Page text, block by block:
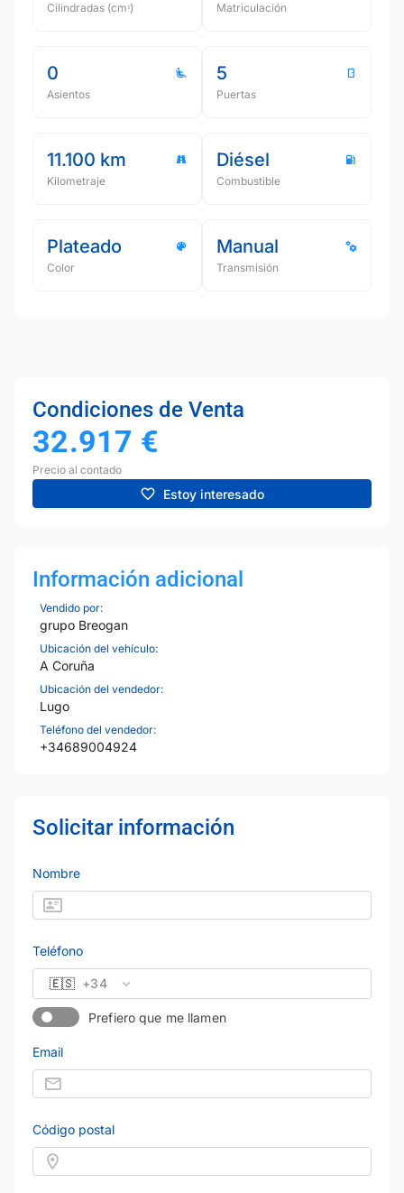
Cilindradas (cmᵌ) Matriculación
0
Asientos
5
Puertas
11.100 km
Kilometraje
Diésel
Combustible
Plateado
Color
Manual
Transmisión
Condiciones de Venta
32.917 €
Precio al contado
Estoy interesado
Información adicional
Vendido por:
grupo Breogan
Ubicación del vehículo:
A Coruña
Ubicación del vendedor:
Lugo
Teléfono del vendedor:
+34689004924
Solicitar información
Nombre
Teléfono
🇪🇸 +34
Prefiero que me llamen
Email
Código postal